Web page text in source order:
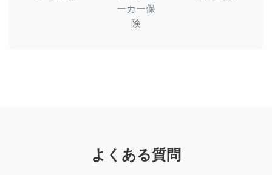
ーカー保
険
よくある質問